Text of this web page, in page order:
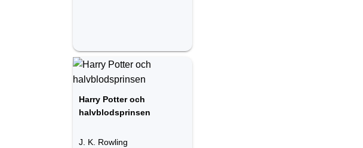
Harry Potter och
halvblodsprinsen
J. K. Rowling